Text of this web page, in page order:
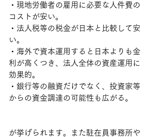
・現地労働者の雇用に必要な人件費の
コストが安い。
・法人税等の税金が日本と比較して安
い。
・海外で資本運用すると日本よりも金
利が高くつき、法人全体の資産運用に
効果的。
・銀行等の融資だけでなく、投資家等
からの資金調達の可能性も広がる。
が挙げられます。また駐在員事務所や